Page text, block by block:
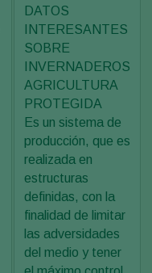
DATOS
INTERESANTES
SOBRE
INVERNADEROS
AGRICULTURA
PROTEGIDA
Es un sistema de
producción, que es
realizada en
estructuras
definidas, con la
finalidad de limitar
las adversidades
del medio y tener